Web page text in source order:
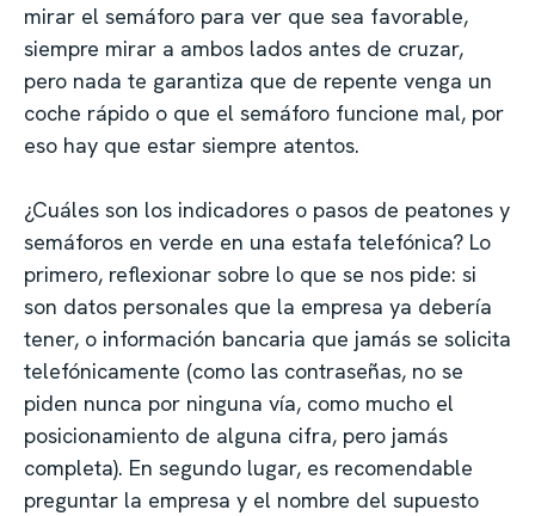
mirar el semáforo para ver que sea favorable,
siempre mirar a ambos lados antes de cruzar,
pero nada te garantiza que de repente venga un
coche rápido o que el semáforo funcione mal, por
eso hay que estar siempre atentos.
¿Cuáles son los indicadores o pasos de peatones y
semáforos en verde en una estafa telefónica? Lo
primero, reflexionar sobre lo que se nos pide: si
son datos personales que la empresa ya debería
tener, o información bancaria que jamás se solicita
telefónicamente (como las contraseñas, no se
piden nunca por ninguna vía, como mucho el
posicionamiento de alguna cifra, pero jamás
completa). En segundo lugar, es recomendable
preguntar la empresa y el nombre del supuesto